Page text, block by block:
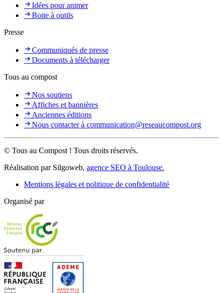
Idées pour animer
Boite à outils
Presse
Communiqués de presse
Documents à télécharger
Tous au compost
Nos soutiens
Affiches et bannières
Anciennes éditions
Nous contacter à communication@reseaucompost.org
© Tous au Compost ! Tous droits réservés.
Réalisation par Silgoweb, agence SEO à Toulouse.
Mentions légales et politique de confidentialité
Organisé par